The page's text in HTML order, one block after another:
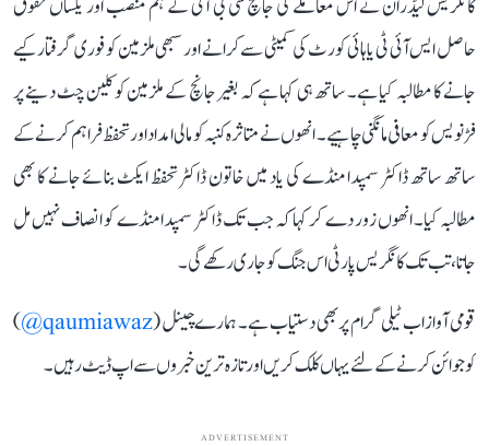
حاصل ایس آئی ٹی یا ہائی کورٹ کی کمیٹی سے کرانے اور سبھی ملزمین کو فوری گرفتار کیے
جانے کا مطالبہ کیا ہے۔ ساتھ ہی کہا ہے کہ بغیر جانچ کے ملزمین کو کلین چٹ دینے پر
فڑنویس کو معافی مانگنی چاہیے۔ انھوں نے متاثرہ کنبہ کو مالی امداد اور تحفظ فراہم کرنے کے
ساتھ ساتھ ڈاکٹر سمپدا منڈے کی یاد میں خاتون ڈاکٹر تحفظ ایکٹ بنائے جانے کا بھی
مطالبہ کیا۔ انھوں زور دے کر کہا کہ جب تک ڈاکٹر سمپدا منڈے کو انصاف نہیں مل
جاتا، تب تک کانگریس پارٹی اس جنگ کو جاری رکھے گی۔
قومی آواز اب ٹیلی گرام پر بھی دستیاب ہے۔ ہمارے چینل (qaumiawaz@
)
کو جوائن کرنے کے لئے یہاں کلک کریں اور تازہ ترین خبروں سے اپ ڈیٹ رہیں۔
ADVERTISEMENT